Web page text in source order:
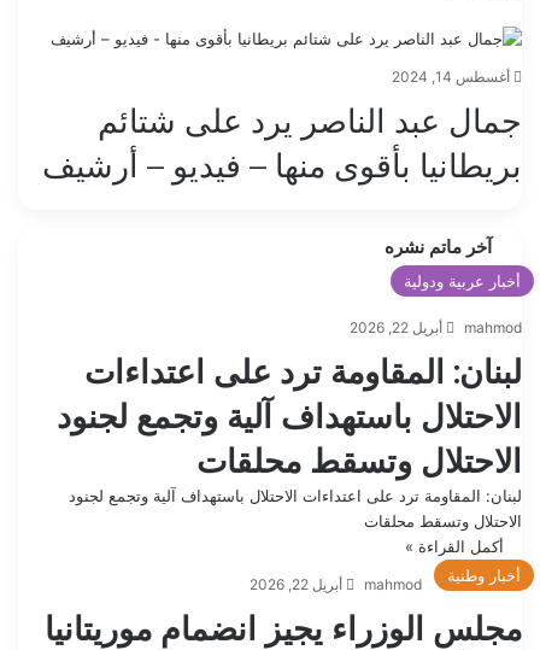
أغسطس 14, 2024
جمال عبد الناصر يرد على شتائم
بريطانيا بأقوى منها – فيديو – أرشيف
آخر ماتم نشره
أخبار عربية ودولية
mahmod أبريل 22, 2026
لبنان: المقاومة ترد على اعتداءات
الاحتلال باستهداف آلية وتجمع لجنود
الاحتلال وتسقط محلقات
لبنان: المقاومة ترد على اعتداءات الاحتلال باستهداف آلية وتجمع لجنود
الاحتلال وتسقط محلقات
أكمل القراءة »
أخبار وطنية
mahmod أبريل 22, 2026
مجلس الوزراء يجيز انضمام موريتانيا